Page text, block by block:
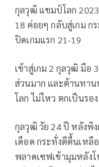
กุลวุฒิ แชมป์โลก
18 ค่อยๆ กลับสู่เกม ก
ปิดเกมแรก 21-19
เข้าสู่เกม 2 กุลวุฒิ มือ
ส่วนมาก และต้านทา
โลก ไม่ไหว ตกเป็นรอ
กุลวุฒิ วัย 24 ปี หลังพิ
เดือด กระทั่งตีตื้นเหลื
พลาดเซฟเข้ามุมหลัง